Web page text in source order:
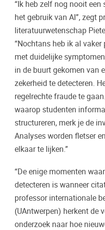
“Ik heb zelf nog nooit een
het gebruik van AI”, zegt
literatuurwetenschap
“Nochtans heb ik al vaker
met duidelijke
in de buurt gekomen van
zekerheid te detecteren.
regelrechte fraude te
waarop studenten
structureren, merk je de
Analyses worden fletser
elkaar te lijken.”
“De enige momenten
detecteren is wanneer
professor internationale
(UAntwerpen) herkent de
onderzoek naar hoe